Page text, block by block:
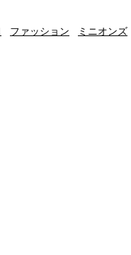
ファッション ミニオンズ